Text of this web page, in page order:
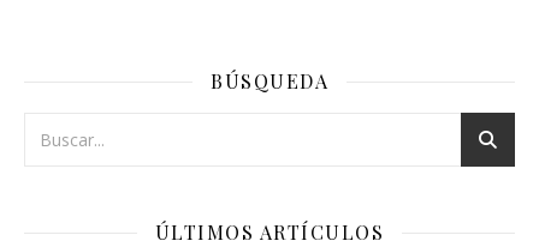
BÚSQUEDA
ÚLTIMOS ARTÍCULOS